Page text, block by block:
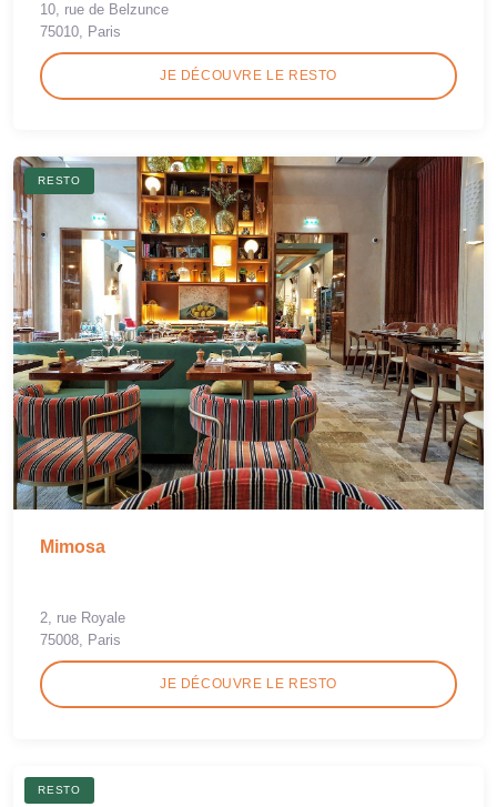
10, rue de Belzunce
75010, Paris
JE DÉCOUVRE LE RESTO
RESTO
Mimosa
2, rue Royale
75008, Paris
JE DÉCOUVRE LE RESTO
RESTO